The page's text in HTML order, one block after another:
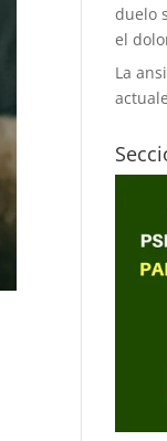
duelo
el
La